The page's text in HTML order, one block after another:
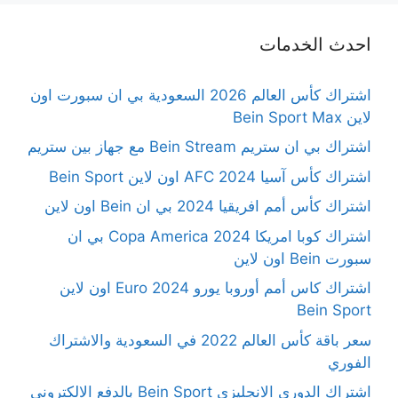
احدث الخدمات
اشتراك كأس العالم 2026 السعودية بي ان سبورت اون
لاين Bein Sport Max
اشتراك بي ان ستريم Bein Stream مع جهاز بين ستريم
اشتراك كأس آسيا 2024 AFC اون لاين Bein Sport
اشتراك كأس أمم افريقيا 2024 بي ان Bein اون لاين
اشتراك كوبا امريكا Copa America 2024 بي ان
سبورت Bein اون لاين
اشتراك كاس أمم أوروبا يورو 2024 Euro اون لاين
Bein Sport
سعر باقة كأس العالم 2022 في السعودية والاشتراك
الفوري
اشتراك الدوري الانجليزي Bein Sport بالدفع الالكتروني